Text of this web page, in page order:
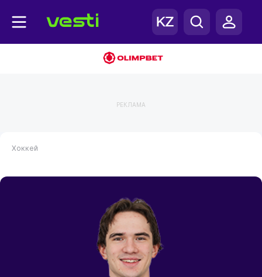
РЕКЛАМА
Хоккей